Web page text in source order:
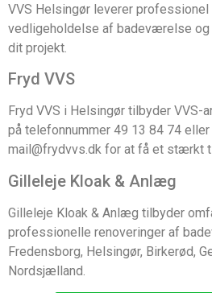
VVS Helsingør leverer
vedligeholdelse af badeværelse og
dit projekt.
Fryd VVS
Fryd VVS i Helsingør tilbyder VVS-
på telefonnummer 49 13 84 74
mail@frydvvs.dk for at få et stærkt
Gilleleje Kloak & Anlæg
Gilleleje Kloak & Anlæg tilbyder
professionelle renoveringer af
Fredensborg, Helsingør, Birkerød,
Nordsjælland.